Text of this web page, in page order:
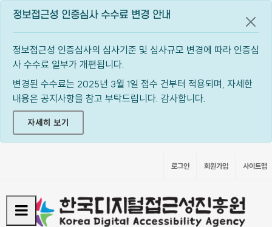
정보접근성 인증심사 수수료 변경 안내
정보접근성 인증심사의 심사기준 및 심사규모 변경에 따라 인증심
사 수수료 일부가 개편됩니다.
변경된 수수료는 2025년 3월 1일 접수 건부터 적용되며, 자세한
내용은 공지사항을 참고 부탁드립니다. 감사합니다.
자세히 보기
공지
로그인 회원가입 사이트맵